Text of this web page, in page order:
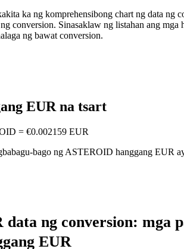
ka ng komprehensibong chart ng data
conversion. Sinasaklaw ng listahan ang
ng bawat conversion.
EUR na tsart
= €0.002159 EUR
bago ng ASTEROID hanggang EUR
ng conversion: mga
EUR